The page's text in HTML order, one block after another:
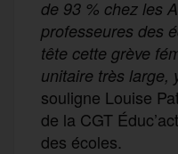
de 93 % chez les
professeures des
tête cette grève
unitaire très large,
souligne Louise
de la CGT
des écoles.